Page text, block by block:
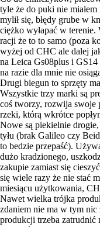
tyle że do puki nie
mylił się, błędy grube w
ciężko wyłapać w
racji że to to samo (poza
wyżej od CHC ale dalej
na Leica Gs08plus i
na razie dla mnie nie
Drugi biegun to sprzęty
Wszystkie trzy marki są
coś tworzy, rozwija swoje
rzeki, którą wkrótce
Nowe są piekielnie
tyłu (brak Galileo czy
to bedzie przepaść).
dużo kradzionego,
zakupie zamiast się
się wiele razy że nie stać
miesiącu użytkowania,
Nawet wielka trójka
zdaniem nie ma w tym nic
produkcji trzeba zatrudnić